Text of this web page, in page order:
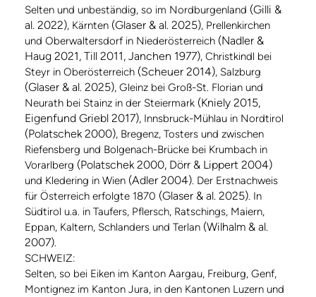
Selten und unbeständig, so im Nordburgenland (Gilli &
al. 2022), Kärnten (Glaser & al. 2025), Prellenkirchen
und Oberwaltersdorf in Niederösterreich (Nadler &
Haug 2021, Till 2011, Janchen 1977), Christkindl bei
Steyr in Oberösterreich (Scheuer 2014), Salzburg
(Glaser & al. 2025), Gleinz bei Groß-St. Florian und
Neurath bei Stainz in der Steiermark (Kniely 2015,
Eigenfund Griebl 2017), Innsbruck-Mühlau in Nordtirol
(Polatschek 2000), Bregenz, Tosters und zwischen
Riefensberg und Bolgenach-Brücke bei Krumbach in
Vorarlberg (Polatschek 2000, Dörr & Lippert 2004)
und Kledering in Wien (Adler 2004) . Der Erstnachweis
für Österreich erfolgte 1870 (Glaser & al. 2025) . In
Südtirol u.a. in Taufers, Pflersch, Ratschings, Maiern,
Eppan, Kaltern, Schlanders und Terlan (Wilhalm & al.
2007)
SCHWEIZ:
Selten, so bei Eiken im Kanton Aargau, Freiburg, Genf,
Montignez im Kanton Jura, in den Kantonen Luzern und